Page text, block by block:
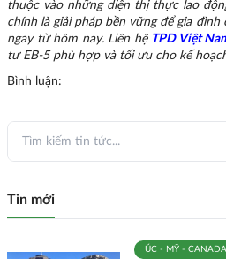
thuộc vào những diện thị thực lao
chính là giải pháp bền vững để gia
ngay từ hôm nay. Liên hệ TPD Việt
tư EB-5 phù hợp và tối ưu cho kế
Bình luận:
Tin mới
ÚC - MỸ - CANADA